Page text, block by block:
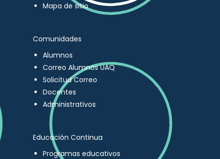
Mapa de sitio
Comunidades
Alumnos
Correo Alumnos UAQ
Solicitud Correo
Docentes
Administrativos
Educación Continua
Programas educativos